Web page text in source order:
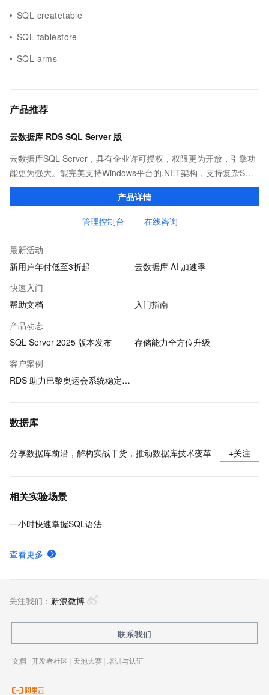
SQL createtable
SQL tablestore
SQL arms
产品推荐
云数据库 RDS SQL Server 版
云数据库SQL Server，具有企业许可授权，权限更为开放，引擎功
能更为强大。能完美支持Windows平台的.NET架构，支持复杂SQL
查询，性能优秀，并有强大的可视化管理工具，帮助您轻松管理数
产品详情
管理控制台 在线咨询
最新活动
新用户年付低至3折起
云数据库 AI 加速季
快速入门
帮助文档
入门指南
产品动态
SQL Server 2025 版本发布
存储能力全方位升级
客户案例
RDS 助力巴黎奥运会系统稳定运行
数据库
分享数据库前沿，解构实战干货，推动数据库技术变革 +关注
相关实验场景
一小时快速掌握SQL语法
查看更多
关注我们： 新浪微博
联系我们
文档 | 开发者社区 | 天池大赛 | 培训与认证